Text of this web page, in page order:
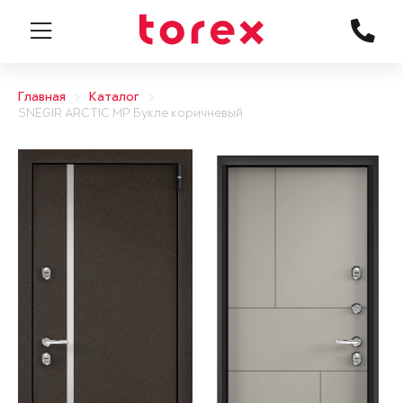
Главная
Каталог
SNEGIR ARCTIC MP Букле коричневый